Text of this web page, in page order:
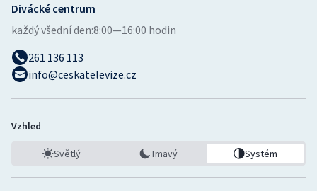
Divácké centrum
každý všední den:8:00—16:00 hodin
261 136 113
info@ceskatelevize.cz
Vzhled
Světlý Tmavý Systém